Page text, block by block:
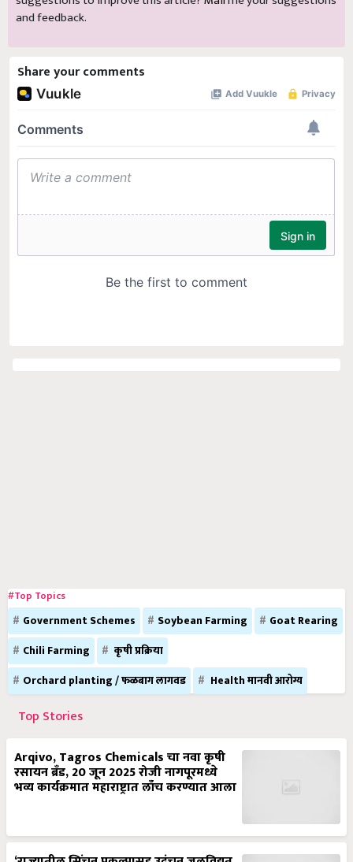
and feedback.
Share your comments
#Top Topics
Government Schemes Soybean Farming
Goat Rearing
Chili Farming
कृषी प्रक्रिया
Orchard planting / फळबाग लागवड
Health मानवी आरोग्य
Top Stories
Arqivo, Tagros Chemicals चा नवा कृषी
रसायन ब्रँड, 20 जून 2025 रोजी नागपूरमध्ये
भव्य कार्यक्रमात महाराष्ट्रात लाँच करण्यात आला